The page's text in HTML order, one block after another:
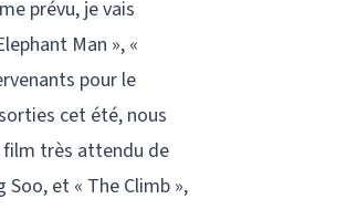
prévu, je vais
Man », «
pour le
cet été, nous
film très attendu de
Soo, et « The Climb »,